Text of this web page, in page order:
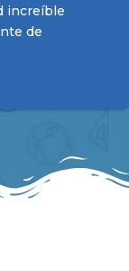
increíble
de